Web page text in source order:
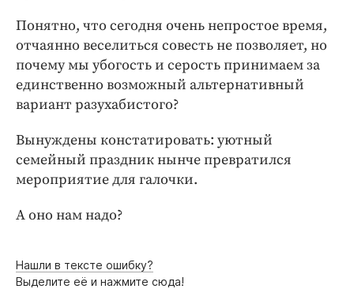
Понятно, что сегодня очень непростое время,
отчаянно веселиться совесть не позволяет, но
почему мы убогость и серость принимаем за
единственно возможный альтернативный
вариант разухабистого?
Вынуждены констатировать: уютный
семейный праздник нынче превратился
мероприятие для галочки.
А оно нам надо?
Нашли в тексте ошибку?
Выделите её и нажмите сюда!